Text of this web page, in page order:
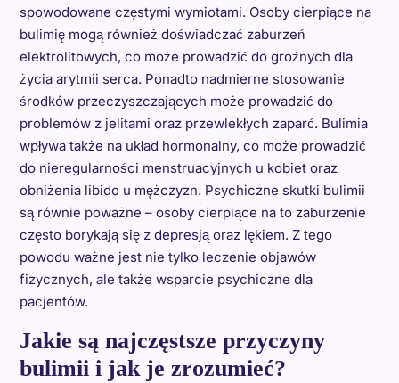
spowodowane częstymi wymiotami. Osoby cierpiące na
bulimię mogą również doświadczać zaburzeń
elektrolitowych, co może prowadzić do groźnych dla
życia arytmii serca. Ponadto nadmierne stosowanie
środków przeczyszczających może prowadzić do
problemów z jelitami oraz przewlekłych zaparć. Bulimia
wpływa także na układ hormonalny, co może prowadzić
do nieregularności menstruacyjnych u kobiet oraz
obniżenia libido u mężczyzn. Psychiczne skutki bulimii
są równie poważne – osoby cierpiące na to zaburzenie
często borykają się z depresją oraz lękiem. Z tego
powodu ważne jest nie tylko leczenie objawów
fizycznych, ale także wsparcie psychiczne dla
pacjentów.
Jakie są najczęstsze przyczyny
bulimii i jak je zrozumieć?